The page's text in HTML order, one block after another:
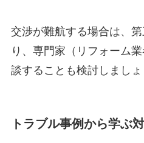
交渉が難航する場合は、
り、専門家（リフォーム
談することも検討しましょ
トラブル事例から学ぶ